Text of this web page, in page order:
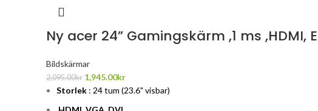
Ny acer 24” Gamingskärm ,1 ms ,HDMI,
Bildskärmar
2,095.00kr 1,945.00kr
Storlek : 24 tum (23.6" visbar)